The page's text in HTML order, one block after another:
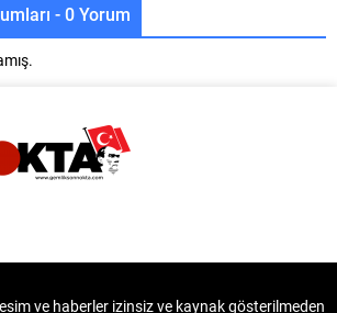
- 0 Yorum
ve haberler izinsiz ve kaynak gösterilmeden